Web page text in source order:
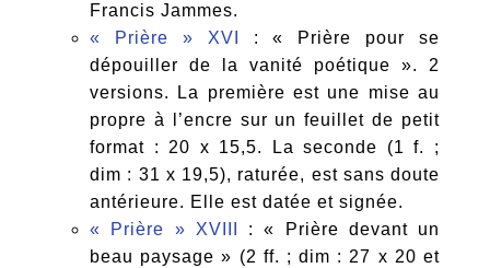
Francis Jammes.
« Prière » XVI
: « Prière pour se
dépouiller de la vanité poétique ». 2
versions. La première est une mise au
propre à l’encre sur un feuillet de petit
format : 20 x 15,5. La seconde (1 f. ;
dim : 31 x 19,5), raturée, est sans doute
antérieure. Elle est datée et signée.
« Prière » XVIII
: « Prière devant un
beau paysage » (2 ff. ; dim : 27 x 20 et